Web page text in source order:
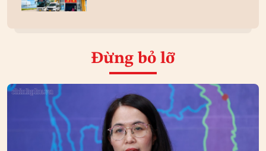
Đừng bỏ lỡ